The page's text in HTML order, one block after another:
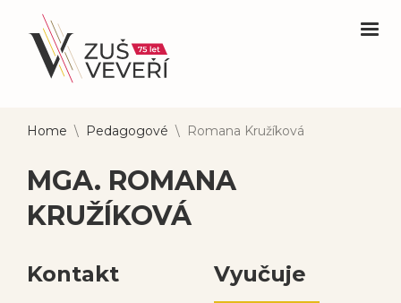
Home \ Pedagogové \ Romana Kružíková
MGA. ROMANA
KRUŽÍKOVÁ
Kontakt Vyučuje